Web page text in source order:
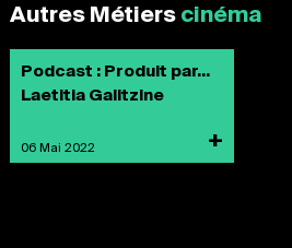
Autres Métiers cinéma
Podcast : Produit par...
Laetitia Galitzine
06 Mai 2022 +